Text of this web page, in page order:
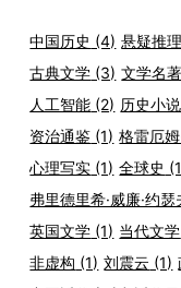
中国历史 (4) 悬疑推理
古典文学 (3) 文学名著
人工智能 (2) 历史小说
资治通鉴 (1) 格雷厄
心理写实 (1) 全球史
弗里德里希·威廉·约瑟
英国文学 (1) 当代文学
非虚构 (1) 刘震云 (1)